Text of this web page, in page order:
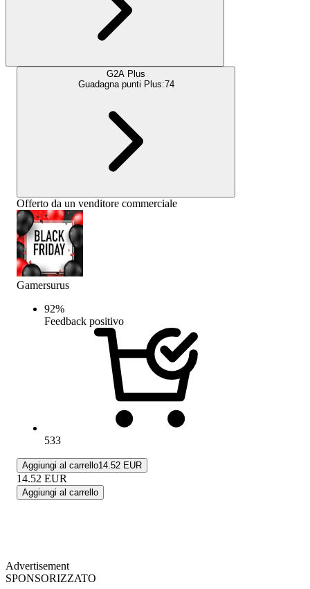
G2A Plus
Guadagna punti Plus:74
Offerto da un venditore commerciale
Gamersurus
92%
Feedback positivo
533
Aggiungi al carrello14.52 EUR
14.52 EUR
Aggiungi al carrello
Advertisement
SPONSORIZZATO